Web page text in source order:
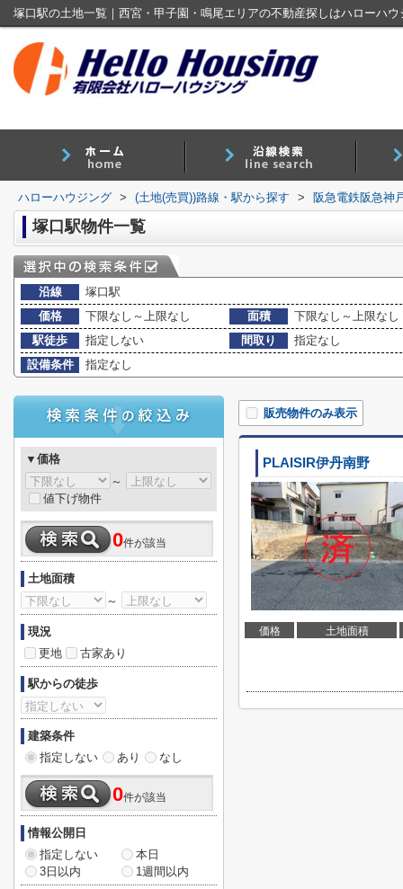
塚口駅の土地一覧｜西宮・甲子園・鳴尾エリアの不動産探しはハローハウ
ハローハウジング > (土地(売買))路線・駅から探す > 阪急電鉄阪急神
塚口駅物件一覧
沿線
塚口駅
価格
下限なし～上限なし 面積
下限なし～上限なし
駅徒歩
指定しない 間取り
指定なし
設備条件
指定なし
販売物件のみ表示
PLAISIR伊丹南野
価格 土地面積
▼価格
～
値下げ物件
0件が該当
土地面積
～
現況
更地
古家あり
駅からの徒歩
建築条件
指定しない
あり なし
0件が該当
情報公開日
指定しない
本日
3日以内
1週間以内